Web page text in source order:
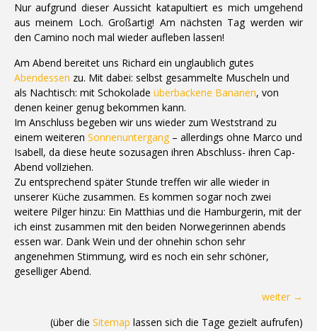
Nur aufgrund dieser Aussicht katapultiert es mich umgehend
aus meinem Loch. Großartig! Am nächsten Tag werden wir
den Camino noch mal wieder aufleben lassen!
Am Abend bereitet uns Richard ein unglaublich gutes
Abendessen zu. Mit dabei: selbst gesammelte Muscheln und
als Nachtisch: mit Schokolade überbackene Bananen, von
denen keiner genug bekommen kann.
Im Anschluss begeben wir uns wieder zum Weststrand zu
einem weiteren Sonnenuntergang – allerdings ohne Marco und
Isabell, da diese heute sozusagen ihren Abschluss- ihren Cap-
Abend vollziehen.
Zu entsprechend später Stunde treffen wir alle wieder in
unserer Küche zusammen. Es kommen sogar noch zwei
weitere Pilger hinzu: Ein Matthias und die Hamburgerin, mit der
ich einst zusammen mit den beiden Norwegerinnen abends
essen war. Dank Wein und der ohnehin schon sehr
angenehmen Stimmung, wird es noch ein sehr schöner,
geselliger Abend.
weiter →
(über die Sitemap lassen sich die Tage gezielt aufrufen)